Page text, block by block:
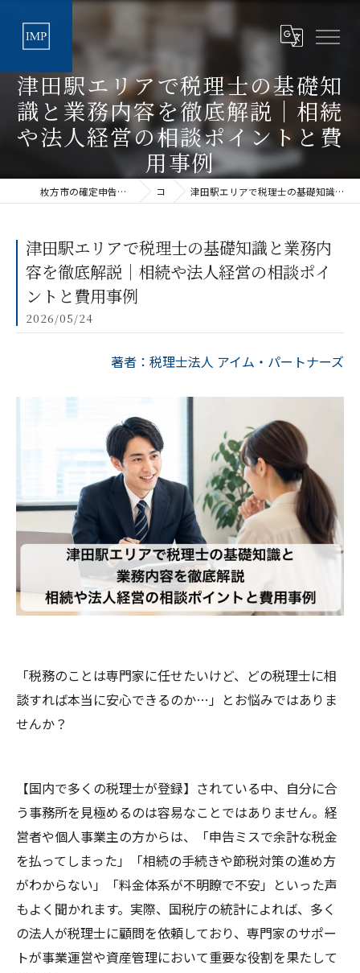
津田駅エリアで税理士の基礎知
識と業務内容を徹底解説｜相続
や法人経営の相談ポイントと費
用事例
枚方市の確定申告なら丁寧な税理士法人アイムパートナーズ コラム 津田駅エリアで税理士の基礎知識と業務内容を徹底解説｜相続や法人経営の相談ポイントと費用事例
津田駅エリアで税理士の基礎知識と業務内
容を徹底解説｜相続や法人経営の相談ポイ
ントと費用事例
2026/05/24
著者：税理士法人 アイム・パートナーズ
「税務のことは専門家に任せたいけど、どの税理士に相
談すれば本当に安心できるのか…」とお悩みではありま
せんか？
【国内で多くの税理士が登録】されている中、自分に合
う事務所を見極めるのは容易なことではありません。経
営者や個人事業主の方からは、「申告ミスで余計な税金
を払ってしまった」「相続の手続きや節税対策の進め方
がわからない」「料金体系が不明瞭で不安」といった声
もよく聞かれます。実際、国税庁の統計によれば、多く
の法人が税理士に顧問を依頼しており、専門家のサポー
トが事業運営や資産管理において重要な役割を果たして